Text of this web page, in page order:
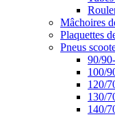
Mâchoires
Plaquettes
Pneus
90/
100/
120/
130/
140/